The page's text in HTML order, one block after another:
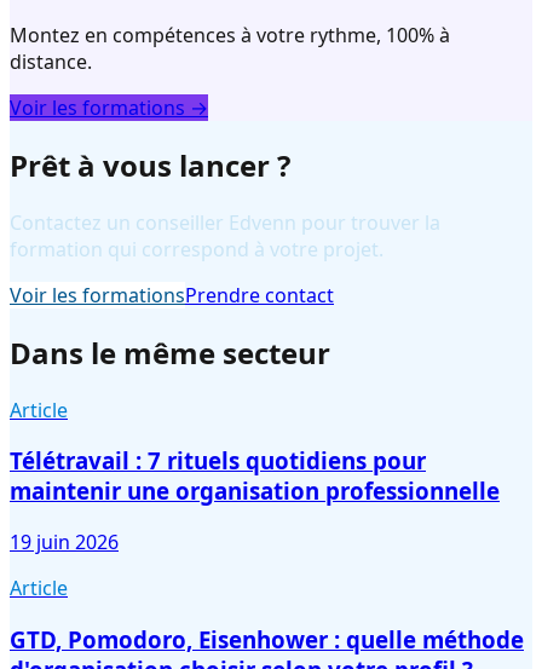
Montez en compétences à votre rythme, 100% à
distance.
Voir les formations →
Prêt à vous lancer ?
Contactez un conseiller Edvenn pour trouver la
formation qui correspond à votre projet.
Voir les formationsPrendre contact
Dans le même secteur
Article
Télétravail : 7 rituels quotidiens pour
maintenir une organisation professionnelle
19 juin 2026
Article
GTD, Pomodoro, Eisenhower : quelle méthode